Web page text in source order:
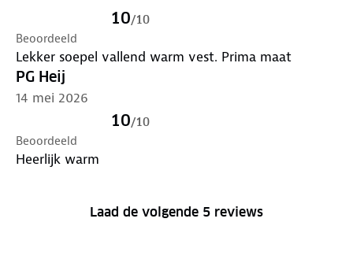
10/10
Beoordeeld
Lekker soepel vallend warm vest. Prima maat
PG Heij
14 mei 2026
10/10
Beoordeeld
Heerlijk warm
Laad de volgende 5 reviews